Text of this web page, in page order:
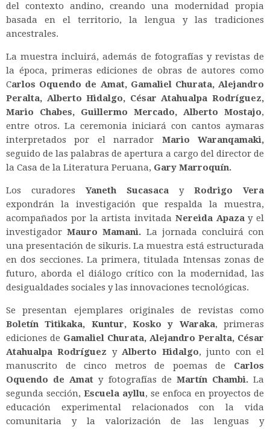
del contexto andino, creando una modernidad propia
basada en el territorio, la lengua y las tradiciones
ancestrales.
La muestra incluirá, además de fotografías y revistas de
la época, primeras ediciones de obras de autores como
Carlos Oquendo de Amat, Gamaliel Churata, Alejandro
Peralta, Alberto Hidalgo, César Atahualpa Rodríguez,
Mario Chabes, Guillermo Mercado, Alberto Mostajo,
entre otros. La ceremonia iniciará con cantos aymaras
interpretados por el narrador Mario Waranqamaki,
seguido de las palabras de apertura a cargo del director de
la Casa de la Literatura Peruana, Gary Marroquín.
Los curadores Yaneth Sucasaca y Rodrigo Vera
expondrán la investigación que respalda la muestra,
acompañados por la artista invitada Nereida Apazay el
investigadorMauro Mamani. La jornada concluirá con
una presentación de sikuris. La muestra está estructurada
en dos secciones. La primera, titulada Intensas zonas de
futuro, aborda el diálogo crítico con la modernidad, las
desigualdades sociales y las innovaciones tecnológicas.
Se presentan ejemplares originales de revistas como
Boletín Titikaka, Kuntur, Kosko y Waraka, primeras
ediciones de Gamaliel Churata, Alejandro Peralta, César
Atahualpa Rodríguez yAlberto Hidalgo, junto con el
manuscrito de cinco metros de poemas de Carlos
Oquendo de Amat y fotografías de Martín Chambi. La
segunda sección, Escuela ayllu, se enfoca en proyectos de
educación experimental relacionados con la vida
comunitaria y la valorización de las lenguas y